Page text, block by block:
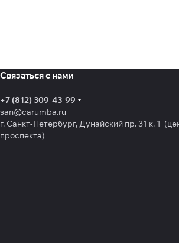
Связаться с нами
+7 (812) 309-43-99
san@carumba.ru
г. Санкт-Петербург, Дунайский пр. 31 к. 1
проспекта)